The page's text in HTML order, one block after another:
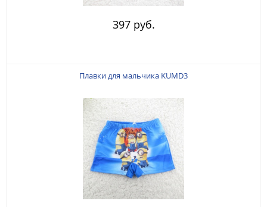
397 руб.
Плавки для мальчика KUMD3